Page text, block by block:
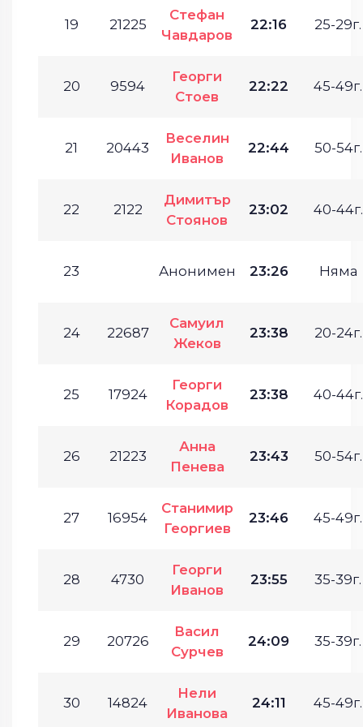
19 21225
Стефан
Чавдаров
22:16 25-29г.
20 9594
Георги
Стоев
22:22 45-49г.
21 20443
Веселин
Иванов
22:44 50-54г.
22 2122
Димитър
Стоянов
23:02 40-44г.
23 Анонимен 23:26 Няма
24 22687
Самуил
Жеков
23:38 20-24г.
25 17924
Георги
Корадов
23:38 40-44г.
26 21223
Анна
Пенева
23:43 50-54г.
27 16954
Станимир
Георгиев
23:46 45-49г.
28 4730
Георги
Иванов
23:55 35-39г.
29 20726
Васил
Сурчев
24:09 35-39г.
30 14824
Нели
Иванова
24:11 45-49г.